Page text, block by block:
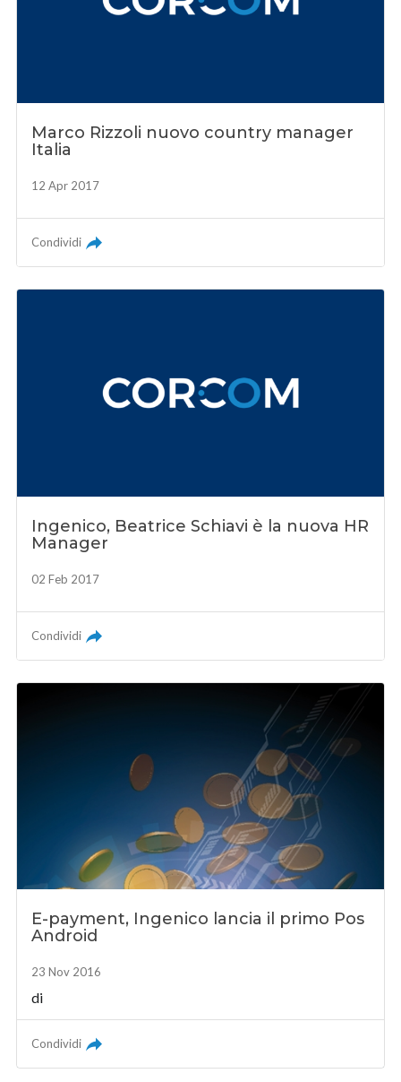
Marco Rizzoli nuovo country manager
Italia
12 Apr 2017
Condividi
Ingenico, Beatrice Schiavi è la nuova HR
Manager
02 Feb 2017
Condividi
E-payment, Ingenico lancia il primo Pos
Android
23 Nov 2016
di
Condividi